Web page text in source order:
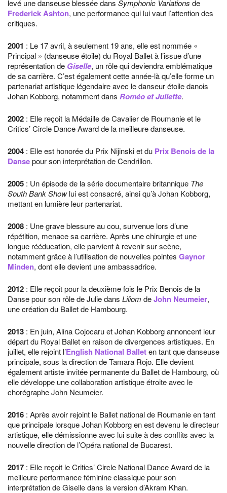
levé une danseuse blessée dans Symphonic Variations de
Frederick Ashton, une performance qui lui vaut l’attention des
critiques.
2001 : Le 17 avril, à seulement 19 ans, elle est nommée «
Principal » (danseuse étoile) du Royal Ballet à l’issue d’une
représentation de Giselle, un rôle qui deviendra emblématique
de sa carrière. C’est également cette année-là qu’elle forme un
partenariat artistique légendaire avec le danseur étoile danois
Johan Kobborg, notamment dans Roméo et Juliette.
2002 : Elle reçoit la Médaille de Cavalier de Roumanie et le
Critics’ Circle Dance Award de la meilleure danseuse.
2004 : Elle est honorée du Prix Nijinski et du Prix Benois de la
Dansepour son interprétation de Cendrillon.
2005 : Un épisode de la série documentaire britannique The
South Bank Showlui est consacré, ainsi qu’à Johan Kobborg,
mettant en lumière leur partenariat.
2008 : Une grave blessure au cou, survenue lors d’une
répétition, menace sa carrière. Après une chirurgie et une
longue rééducation, elle parvient à revenir sur scène,
notamment grâce à l’utilisation de nouvelles pointes Gaynor
Minden, dont elle devient une ambassadrice.
2012 : Elle reçoit pour la deuxième fois le Prix Benois de la
Danse pour son rôle de Julie dans Liliom deJohn Neumeier,
une création du Ballet de Hambourg.
2013 : En juin, Alina Cojocaru et Johan Kobborg annoncent leur
départ du Royal Ballet en raison de divergences artistiques. En
juillet, elle rejoint l’English National Balleten tant que danseuse
principale, sous la direction de Tamara Rojo. Elle devient
également artiste invitée permanente du Ballet de Hambourg, où
elle développe une collaboration artistique étroite avec le
chorégraphe John Neumeier.
2016 : Après avoir rejoint le Ballet national de Roumanie en tant
que principale lorsque Johan Kobborg en est devenu le directeur
artistique, elle démissionne avec lui suite à des conflits avec la
nouvelle direction de l’Opéra national de Bucarest.
2017 : Elle reçoit le Critics’ Circle National Dance Award de la
meilleure performance féminine classique pour son
interprétation de Giselle dans la version d’Akram Khan.